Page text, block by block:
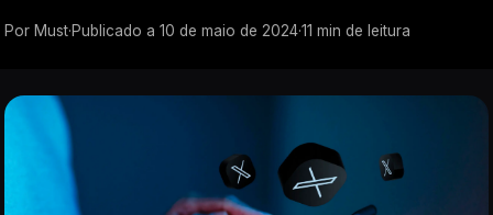
Por Must·Publicado a 10 de maio de 2024·11 min de leitura